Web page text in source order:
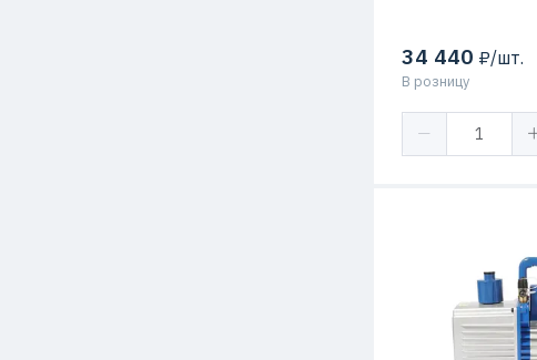
34 440 ₽/шт.
В розницу